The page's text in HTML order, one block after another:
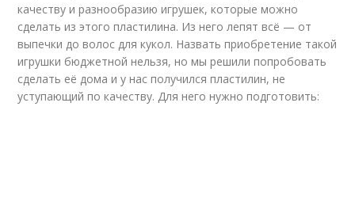
качеству и разнообразию игрушек, которые можно
сделать из этого пластилина. Из него лепят всё — от
выпечки до волос для кукол. Назвать приобретение такой
игрушки бюджетной нельзя, но мы решили попробовать
сделать её дома и у нас получился пластилин, не
уступающий по качеству. Для него нужно подготовить: